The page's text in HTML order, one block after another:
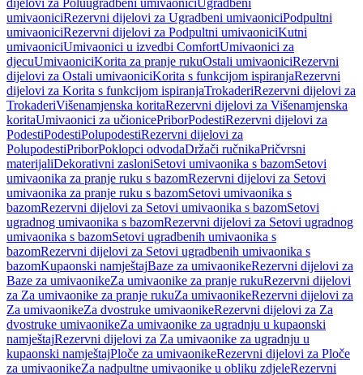
dijelovi za Poluugradbeni umivaoniciUgradbeni
umivaoniciRezervni dijelovi za Ugradbeni umivaoniciPodpultni
umivaoniciRezervni dijelovi za Podpultni umivaoniciKutni
umivaoniciUmivaonici u izvedbi ComfortUmivaonici za
djecuUmivaoniciKorita za pranje rukuOstali umivaoniciRezervni
dijelovi za Ostali umivaoniciKorita s funkcijom ispiranjaRezervni
dijelovi za Korita s funkcijom ispiranjaTrokaderiRezervni dijelovi za
TrokaderiVišenamjenska koritaRezervni dijelovi za Višenamjenska
koritaUmivaonici za učionicePriborPodestiRezervni dijelovi za
PodestiPodestiPolupodestiRezervni dijelovi za
PolupodestiPriborPoklopci odvodaDržači ručnikaPričvrsni
materijaliDekorativni zasloniSetovi umivaonika s bazomSetovi
umivaonika za pranje ruku s bazomRezervni dijelovi za Setovi
umivaonika za pranje ruku s bazomSetovi umivaonika s
bazomRezervni dijelovi za Setovi umivaonika s bazomSetovi
ugradnog umivaonika s bazomRezervni dijelovi za Setovi ugradnog
umivaonika s bazomSetovi ugradbenih umivaonika s
bazomRezervni dijelovi za Setovi ugradbenih umivaonika s
bazomKupaonski namještajBaze za umivaonikeRezervni dijelovi za
Baze za umivaonikeZa umivaonike za pranje rukuRezervni dijelovi
za Za umivaonike za pranje rukuZa umivaonikeRezervni dijelovi za
Za umivaonikeZa dvostruke umivaonikeRezervni dijelovi za Za
dvostruke umivaonikeZa umivaonike za ugradnju u kupaonski
namještajRezervni dijelovi za Za umivaonike za ugradnju u
kupaonski namještajPloče za umivaonikeRezervni dijelovi za Ploče
za umivaonikeZa nadpultne umivaonike u obliku zdjeleRezervni